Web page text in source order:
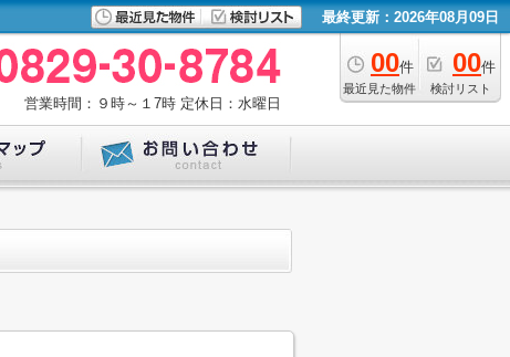
最終更新：2026年08月09日
00件
最近見た物件
00件
検討リスト
営業時間：９時～１7時 定休日：水曜日